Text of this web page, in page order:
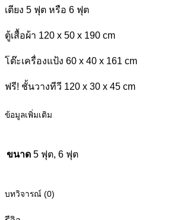
เตียง 5 ฟุต หรือ 6 ฟุต
ตู้เสื้อผ้า 120 x 50 x 190 cm
โต๊ะเครื่องแป้ง 60 x 40 x 161 cm
ฟรี! ชั้นวางทีวี 120 x 30 x 45 cm
ข้อมูลเพิ่มเติม
ขนาด 5 ฟุต, 6 ฟุต
บทวิจารณ์ (0)